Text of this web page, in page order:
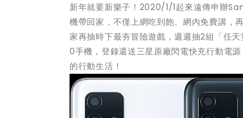
新年就要新樂子！2020/1/1起來遠傳申辦
機帶回家，不僅上網吃到飽、網內免費講，
家再抽時下最夯冒險遊戲，週週抽2組「任
0手機，登錄還送三星原廠閃電快充行動電
的行動生活！